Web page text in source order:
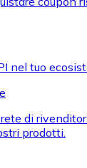
nel tuo
di
prodotti.